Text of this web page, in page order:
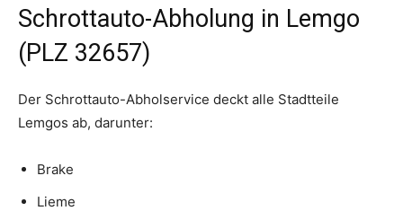
Schrottauto-Abholung in Lemgo
(PLZ 32657)
Der Schrottauto-Abholservice deckt alle Stadtteile
Lemgos ab, darunter:
Brake
Lieme